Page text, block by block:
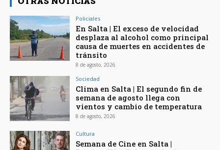
Policiales
En Salta | El exceso de velocidad
desplaza al alcohol como principal
causa de muertes en accidentes de
tránsito
8 de agosto, 2026
Sociedad
Clima en Salta | El segundo fin de
semana de agosto llega con
vientos y cambio de temperatura
8 de agosto, 2026
Cultura
Semana de Cine en Salta |